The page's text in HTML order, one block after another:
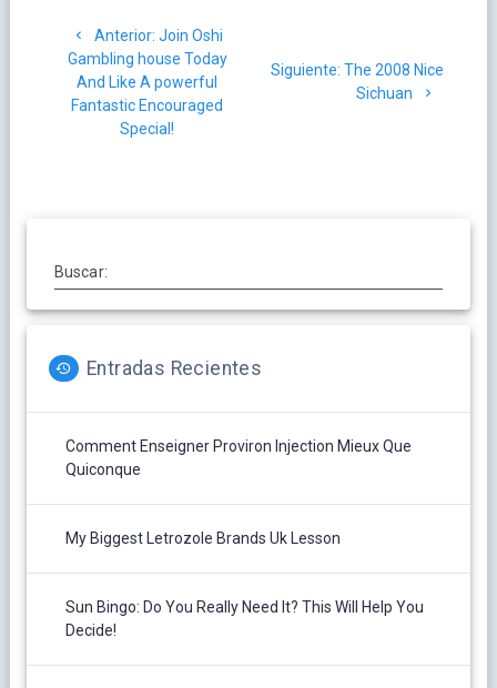
de
entradas
Anterior: Post
anterior:
Join Oshi
Gambling house Today
And Like A powerful
Fantastic Encouraged
Special!
Siguiente: Siguiente
post:
The 2008 Nice
Sichuan
Buscar:
Entradas Recientes
Comment Enseigner Proviron Injection Mieux Que
Quiconque
My Biggest Letrozole Brands Uk Lesson
Sun Bingo: Do You Really Need It? This Will Help You
Decide!